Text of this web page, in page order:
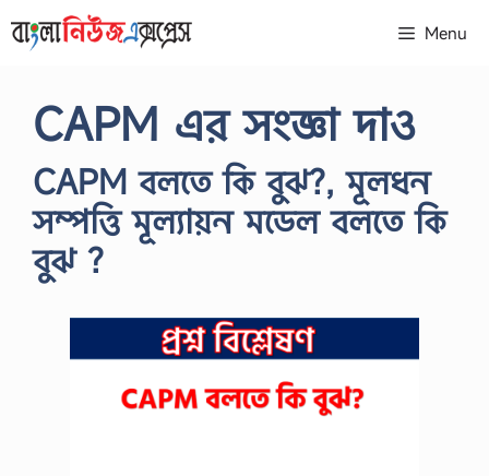
to
Menu
CAPM এর সংজ্ঞা দাও
CAPM বলতে কি বুঝ?, মূলধন
সম্পত্তি মূল্যায়ন মডেল বলতে কি
বুঝ ?